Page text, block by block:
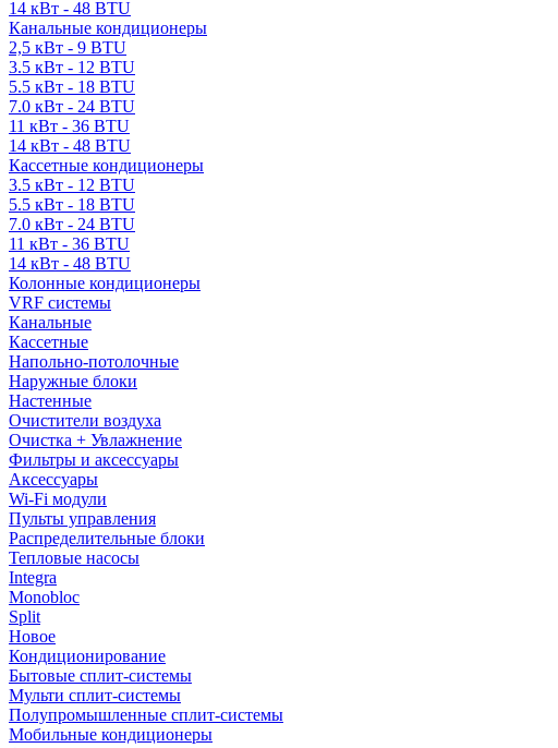
14 кВт - 48 BTU
Канальные кондиционеры
2,5 кВт - 9 BTU
3.5 кВт - 12 BTU
5.5 кВт - 18 BTU
7.0 кВт - 24 BTU
11 кВт - 36 BTU
14 кВт - 48 BTU
Кассетные кондиционеры
3.5 кВт - 12 BTU
5.5 кВт - 18 BTU
7.0 кВт - 24 BTU
11 кВт - 36 BTU
14 кВт - 48 BTU
Колонные кондиционеры
VRF системы
Канальные
Кассетные
Напольно-потолочные
Наружные блоки
Настенные
Очистители воздуха
Очистка + Увлажнение
Фильтры и аксессуары
Аксессуары
Wi-Fi модули
Пульты управления
Распределительные блоки
Тепловые насосы
Integra
Monobloc
Split
Новое
Кондиционирование
Бытовые сплит-системы
Мульти сплит-системы
Полупромышленные сплит-системы
Мобильные кондиционеры